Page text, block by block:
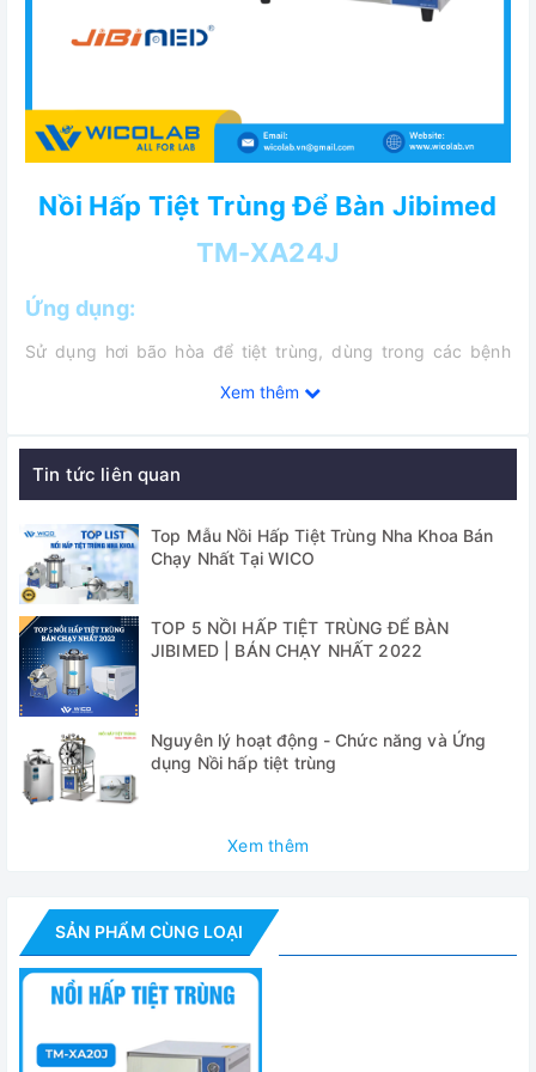
Nồi Hấp Tiệt Trùng Để Bàn Jibimed
TM-XA24J
Ứng dụng:
Sử dụng hơi bão hòa để tiệt trùng, dùng trong các bệnh
phòng khám, nhà máy, nghiên cứu… để tiệt trùng các dụng
Tính năng nổi bật:
✅ Nồi hấp tiệt trùng kiểu để bàn có hệ thống bể chứa
nước, dễ dàng quan sát mức nước và cấp nước vào buồng
đun.
✅ Hệ thống hơi xả được đi qua bồn chứa nước để làm mát
trước khi thoát ra ngoài môi trường. Hạn chế tối đa luồng
khí nóng thoát ra không khí.
✅ Nồi chạy tự động hoàn toàn, cài đặt các thông số nhiệt
độ, thời gian bằng núm vặn dễ thao tác
✅ Hệ thống khoá cửa an toàn, bảo vệ khoá cửa khi áp suất
thanh gia nhiệt khi thiếu nước.
✅ Toàn bộ được cấu tạo từ thép không gỉ
✅ Đồng hồ hiển áp suất cùng hệ thống van an toàn khi quá
Xem thêm
Tin tức liên quan
Top Mẫu Nồi Hấp Tiệt Trùng Nha Khoa Bán
Chạy Nhất Tại WICO
TOP 5 NỒI HẤP TIỆT TRÙNG ĐỂ BÀN
JIBIMED | BÁN CHẠY NHẤT 2022
Nguyên lý hoạt động - Chức năng và Ứng
dụng Nồi hấp tiệt trùng
Xem thêm
SẢN PHẨM CÙNG LOẠI